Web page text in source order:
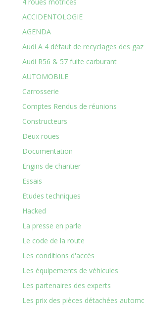
ACCIDENTOLOGIE
AGENDA
Audi A 4 défaut de recyclages des gaz
Audi R56 & 57 fuite carburant
AUTOMOBILE
Carrosserie
Comptes Rendus de réunions
Constructeurs
Deux roues
Documentation
Engins de chantier
Essais
Etudes techniques
Hacked
La presse en parle
Le code de la route
Les conditions d'accès
Les équipements de véhicules
Les partenaires des experts
Les prix des pièces détachées